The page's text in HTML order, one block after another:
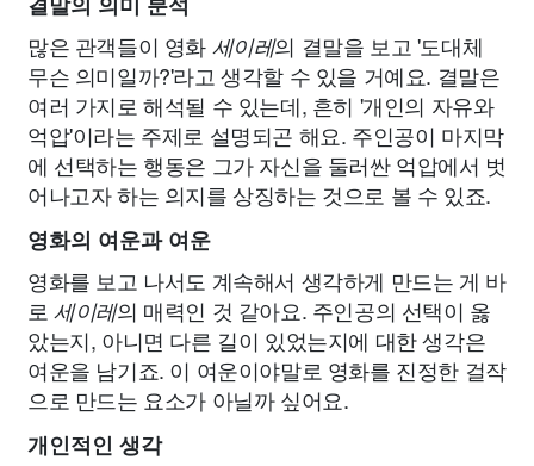
결말의 의미 분석
많은 관객들이 영화 세이레의 결말을 보고 '도대체
무슨 의미일까?'라고 생각할 수 있을 거예요. 결말은
여러 가지로 해석될 수 있는데, 흔히 '개인의 자유와
억압'이라는 주제로 설명되곤 해요. 주인공이 마지막
에 선택하는 행동은 그가 자신을 둘러싼 억압에서 벗
어나고자 하는 의지를 상징하는 것으로 볼 수 있죠.
영화의 여운과 여운
영화를 보고 나서도 계속해서 생각하게 만드는 게 바
로세이레의 매력인 것 같아요. 주인공의 선택이 옳
았는지, 아니면 다른 길이 있었는지에 대한 생각은
여운을 남기죠. 이 여운이야말로 영화를 진정한 걸작
으로 만드는 요소가 아닐까 싶어요.
개인적인 생각